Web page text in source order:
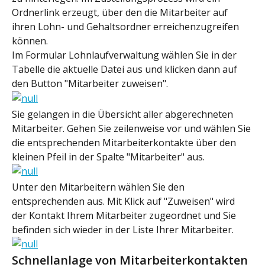
Ordnerlink erzeugt, über den die Mitarbeiter auf
ihren Lohn- und Gehaltsordner erreichenzugreifen
können.
Im Formular Lohnlaufverwaltung wählen Sie in der
Tabelle die aktuelle Datei aus und klicken dann auf
den Button "Mitarbeiter zuweisen".
Sie gelangen in die Übersicht aller abgerechneten
Mitarbeiter. Gehen Sie zeilenweise vor und wählen Sie
die entsprechenden Mitarbeiterkontakte über den
kleinen Pfeil in der Spalte "Mitarbeiter" aus.
Unter den Mitarbeitern wählen Sie den
entsprechenden aus. Mit Klick auf "Zuweisen" wird
der Kontakt Ihrem Mitarbeiter zugeordnet und Sie
befinden sich wieder in der Liste Ihrer Mitarbeiter.
Schnellanlage von Mitarbeiterkontakten